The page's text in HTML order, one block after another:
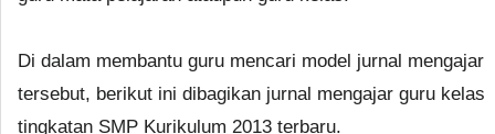
Di dalam membantu guru mencari model jurnal mengajar
tersebut, berikut ini dibagikan jurnal mengajar guru kelas
tingkatan SMP Kurikulum 2013 terbaru.